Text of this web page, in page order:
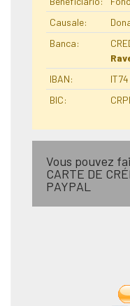
Causale:
Banca:
IBAN:
BIC:
Vous pouvez
CARTE DE
PAYPAL